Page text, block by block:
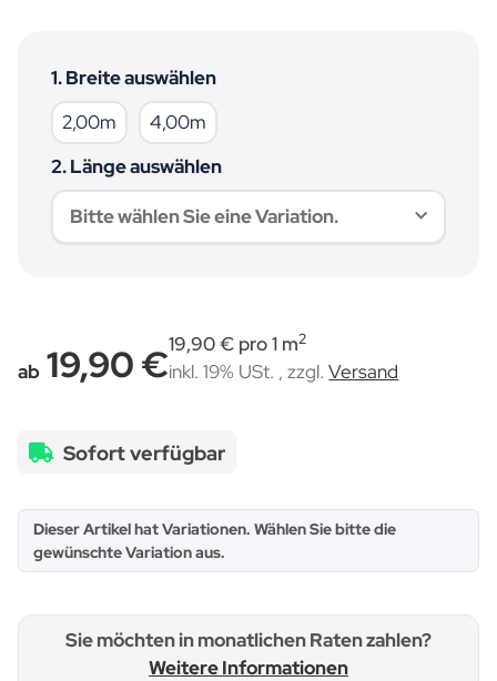
1. Breite auswählen
2,00m 2,00m4,00m
2. Länge auswählen
Bitte wählen Sie eine Variation.
ab 19,90 €19,90 € pro 1 m2
inkl. 19% USt. , zzgl.Versand
Sofort verfügbar
x
Dieser Artikel hat Variationen. Wählen Sie bitte die
gewünschte Variation aus.
Sie möchten in monatlichen Raten zahlen?
Weitere Informationen